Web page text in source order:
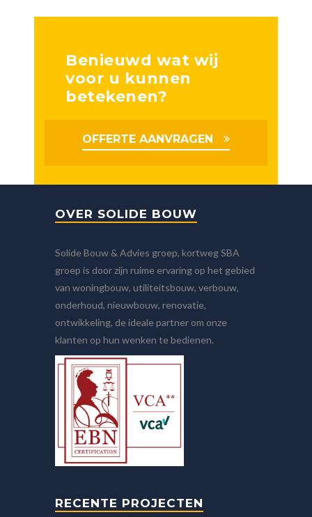
Benieuwd wat wij
voor u kunnen
betekenen?
OFFERTE AANVRAGEN
OVER SOLIDE BOUW
Solide Bouw & Advies groep, kortweg SBA
groep is door zijn ruime ervaring op het gebied
van woningbouw, utiliteitsbouw, verbouw,
onderhoud, nieuwbouw, renovatie,
ontwikkeling, de ideale partner om onze
klanten op hun wenken te bedienen.
RECENTE PROJECTEN